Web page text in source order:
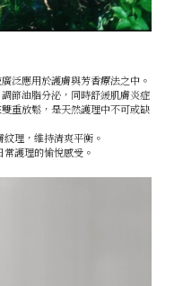
泛應用於護膚與芳香療法之中。
節油脂分泌，同時舒緩肌膚炎症
重放鬆，是天然護理中不可或缺
理，維持清爽平衡。
護理的愉悅感受。